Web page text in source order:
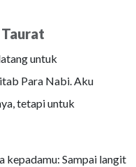
untuk
Para Nabi. Aku
tetapi untuk
kepadamu: Sampai langit